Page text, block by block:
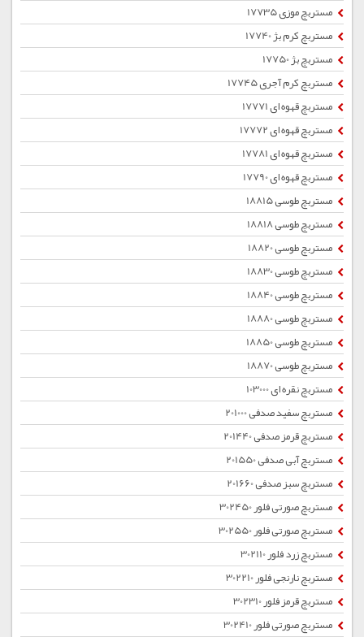
مستربچ موزی 17735
مستربچ کرم بژ 17740
مستربچ بژ 17750
مستربچ کرم آجری 17745
مستربچ قهوه ای 17771
مستربچ قهوه ای 17772
مستربچ قهوه ای 17781
مستربچ قهوه ای 17790
مستربچ طوسی 18815
مستربچ طوسی 18818
مستربچ طوسی 18820
مستربچ طوسی 18830
مستربچ طوسی 18840
مستربچ طوسی 18880
مستربچ طوسی 18850
مستربچ طوسی 18870
مستربچ نقره ای 103000
مستربچ سفید صدفی 201000
مستربچ قرمز صدفی 201440
مستربچ آبی صدفی 201550
مستربچ سبز صدفی 201660
مستربچ صورتی فلور 302450
مستربچ صورتی فلور 302550
مستربچ زرد فلور 302110
مستربچ نارنجی فلور 302210
مستربچ قرمز فلور 302310
مستربچ صورتی فلور 302410